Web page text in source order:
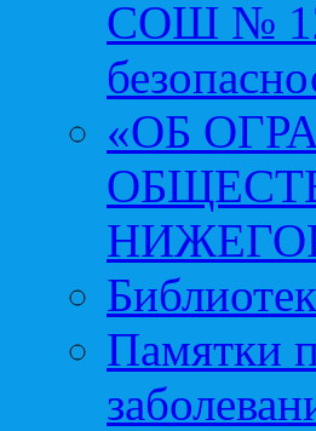
СОШ № 12
«ОБ
Памятки